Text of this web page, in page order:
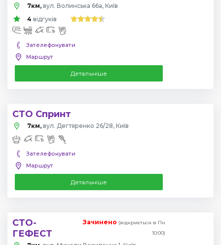
7км, вул. Волинська 66а, Київ
4 відгуків
Зателефонувати
Маршрут
Детальніше
СТО Спринт
7км, вул. Дегтяренко 26/28, Київ
Зателефонувати
Маршрут
Детальніше
СТО-
ГЕФЕСТ
Зачинено (відкриється в Пн
10:00)